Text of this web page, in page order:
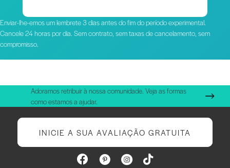
Enviar-lhe-emos um lembrete 3 dias antes do fim do período experimental.
Cancele 24 horas por dia. Sem contrato, sem taxas de cancelamento, sem
compromisso.
Adoramos retribuir à nossa comunidade. Veja as formas
como estamos a ajudar.
INICIE A SUA AVALIAÇÃO GRATUITA